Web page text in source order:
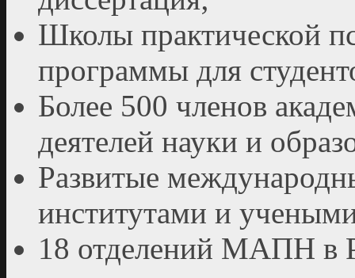
Школы практической
программы для
Более 500 членов
деятелей науки и
Развитые
институтами и
18 отделений МАПН в